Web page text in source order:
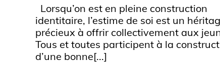
Lorsqu’on est en pleine construction
identitaire, l’estime de soi est un
précieux à offrir collectivement aux
Tous et toutes participent à la
d’une bonne[...]